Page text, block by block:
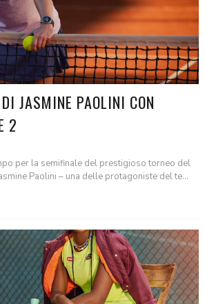
JASMINE PAOLINI CON
2
per la semifinale del prestigioso torneo del
Paolini – una delle protagoniste del te...